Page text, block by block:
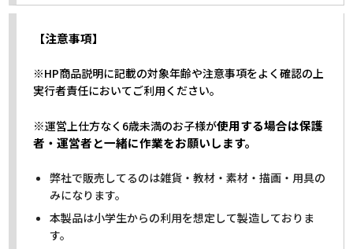
【注意事項】
※HP商品説明に記載の対象年齢や注意事項をよく確認の上
実行者責任においてご利用ください。
※運営上仕方なく6歳未満のお子様が使用する場合は保護
者・運営者と一緒に作業をお願いします。
弊社で販売してるのは雑貨・教材・素材・描画・用具の
みになります。
本製品は小学生からの利用を想定して製造しておりま
す。